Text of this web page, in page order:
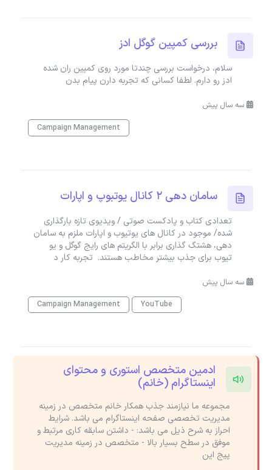
بررسی کمپین گوگل ادز
سلام، درخواست بررسی چندتا مورد روی کمپین ران شده
ادز رو دارم. لطفا کسانی که تجربه دارن پیام بدن
سه سال پیش
Campaign Management
سامان دهی ۲ کانال یوتبوپ و اپارات
تعدادی کتاب و پادکست صوتی / ویدیوی تازه بارگذاری
شده/ موجود در کانال های یوتیوب و اپارات ملزم به سامان
دهی، هشتگ گذاری برابر با الگریتم های رایج گوگل و یو
تیوب برای جذب بیشتر مخاطب هستند. تجربه کار د
سه سال پیش
YouTube
Campaign Management
ادمین متخصص استوری و محتوای
اینستاگرام (خانم)
مجموعه ما نیازمند جذب همکار خانم متخصص در زمینه
مدیریت تخصصی صفحه اینستاگرام می باشد. شرایط
احراز به شرح ذیل می باشد: - داشتن سابقه کاری مرتبط و
موفق در سطح بسیار بالا - متخصص در زمینه مدیریت
پیج این